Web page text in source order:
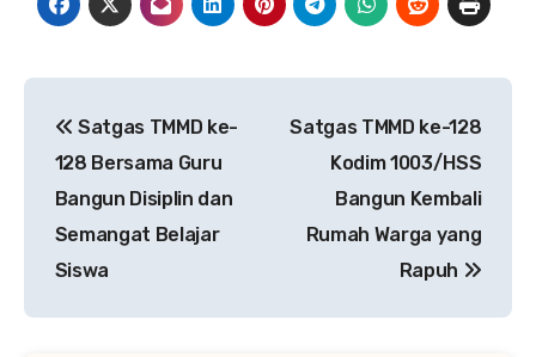
pos
Satgas TMMD ke-
128 Bersama Guru
Bangun Disiplin dan
Semangat Belajar
Siswa
Satgas TMMD ke-128
Kodim 1003/HSS
Bangun Kembali
Rumah Warga yang
Rapuh